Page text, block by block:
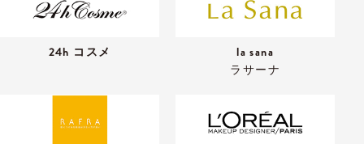
24h コスメ la sana
ラサーナ